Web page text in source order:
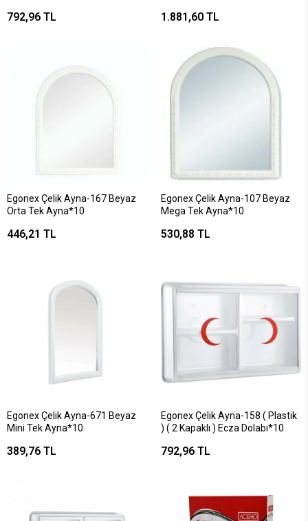
792,96 TL 1.881,60 TL
Egonex Çelik Ayna-167 Beyaz
Orta Tek Ayna*10
446,21 TL
Egonex Çelik Ayna-107 Beyaz
Mega Tek Ayna*10
530,88 TL
Egonex Çelik Ayna-671 Beyaz
Mini Tek Ayna*10
389,76 TL
Egonex Çelik Ayna-158 ( Plastik
) ( 2 Kapaklı ) Ecza Dolabı*10
792,96 TL